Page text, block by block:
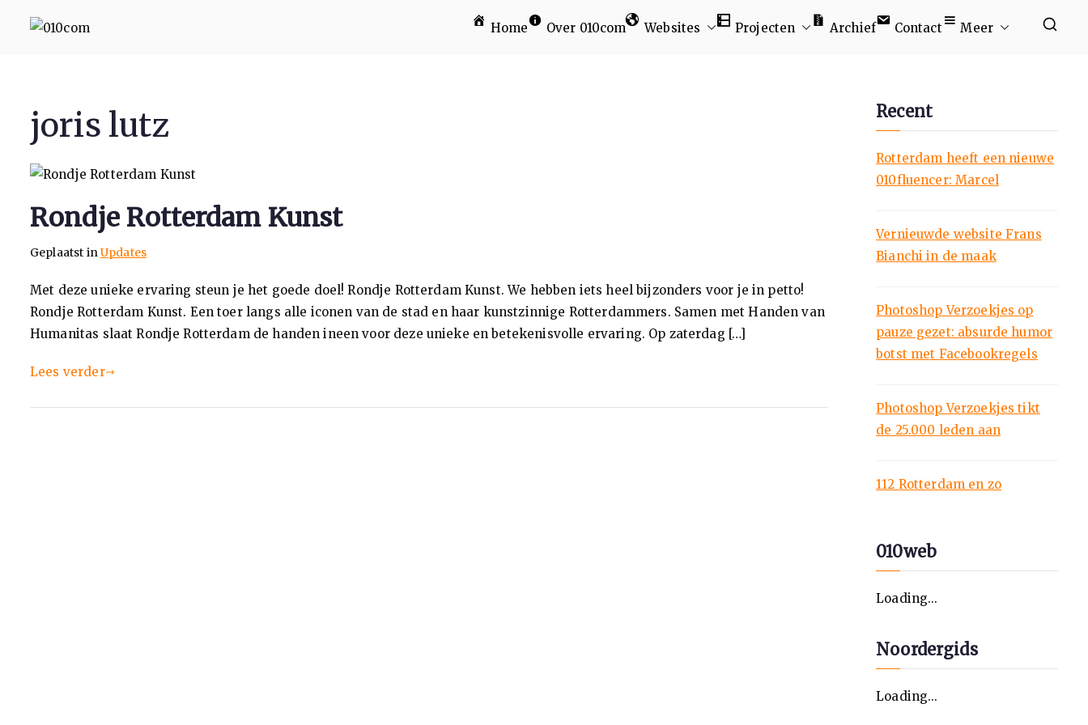
Home Over 010com Websites Projecten Archief Contact Meer
joris lutz
Rondje Rotterdam Kunst
Geplaatst inUpdates
Met deze unieke ervaring steun je het goede doel! Rondje Rotterdam Kunst. We hebben iets heel bijzonders voor je in petto!
Rondje Rotterdam Kunst. Een toer langs alle iconen van de stad en haar kunstzinnige Rotterdammers. Samen met Handen van
Humanitas slaat Rondje Rotterdam de handen ineen voor deze unieke en betekenisvolle ervaring. Op zaterdag […]
Lees verder
Recent
Rotterdam heeft een nieuwe
010fluencer: Marcel
Vernieuwde website Frans
Bianchi in de maak
Photoshop Verzoekjes op
pauze gezet: absurde humor
botst met Facebookregels
Photoshop Verzoekjes tikt
de 25.000 leden aan
112 Rotterdam en zo
010web
Loading...
Noordergids
Loading...